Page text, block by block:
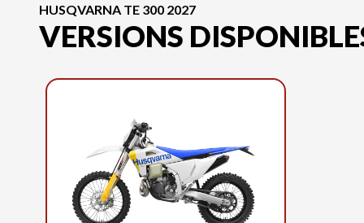
HUSQVARNA TE 300 2027
VERSIONS